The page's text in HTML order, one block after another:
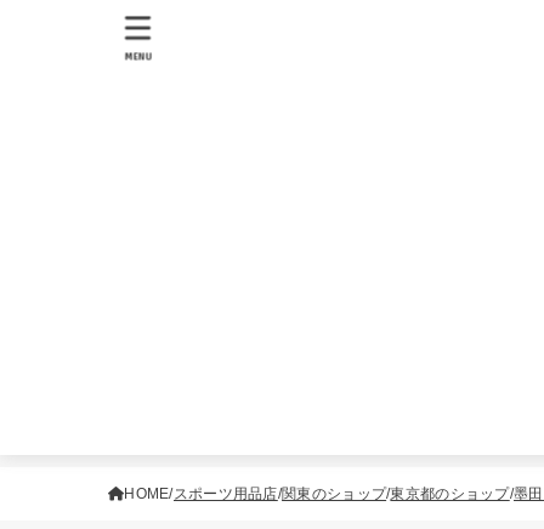
MENU
HOME スポーツ用品店 関東のショップ 東京都のショップ 墨